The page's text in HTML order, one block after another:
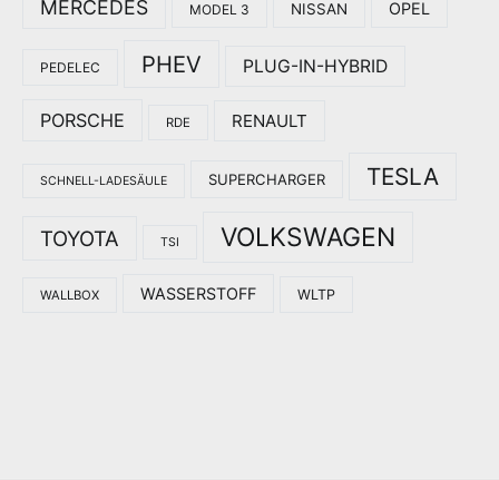
MERCEDES MODEL 3 NISSAN OPEL
PEDELEC PHEV PLUG-IN-HYBRID
PORSCHE RDE RENAULT
SCHNELL-LADESÄULE SUPERCHARGER TESLA
TOYOTA TSI VOLKSWAGEN
WALLBOX WASSERSTOFF WLTP